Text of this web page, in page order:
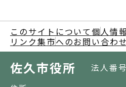
このサイトについて 個人情
リンク集市へのお問い合わせ
佐久市役所 法人番